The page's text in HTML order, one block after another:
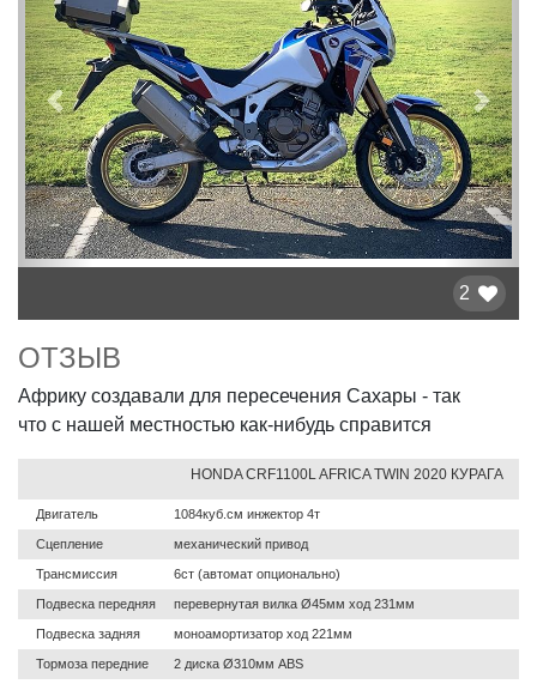
Предыдущий
2
ОТЗЫВ
Африку создавали для пересечения Сахары - так
что с нашей местностью как-нибудь справится
Двигатель
Сцепление
Трансмиссия
Подвеска передняя
Подвеска задняя
Тормоза передние
HONDA CRF1100L AFRICA TWIN 2020 КУРАГА
1084куб.см инжектор 4т
механический привод
6ст (автомат опционально)
перевернутая вилка Ø45мм ход 231мм
моноамортизатор ход 221мм
2 диска Ø310мм ABS